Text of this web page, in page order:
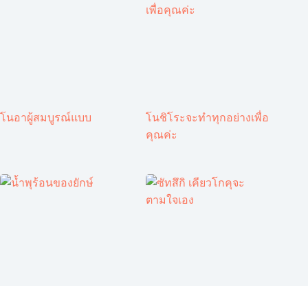
โนอาผู้สมบูรณ์แบบ
โนชิโระจะทำทุกอย่างเพื่อ
คุณค่ะ